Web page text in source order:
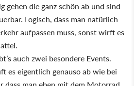
gehen die ganz schön ab und sind
Logisch, dass man natürlich
aufpassen muss, sonst wirft es
auch zwei besondere Events.
es eigentlich genauso ab wie bei